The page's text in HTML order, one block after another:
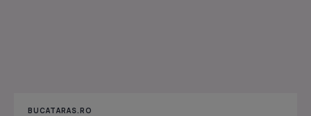
BUCATARAS.RO